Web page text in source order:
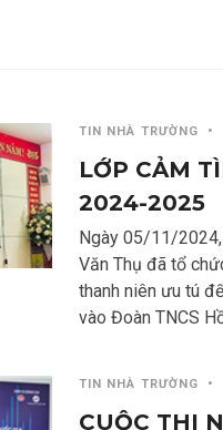
TIN NHÀ TRƯỜNG
LỚP CẢM
2024-2025
Ngày 05/11/2024,
Văn Thụ đã tổ
thanh niên ưu tú
vào Đoàn TNCS
TIN NHÀ TRƯỜNG
CUỘC THI